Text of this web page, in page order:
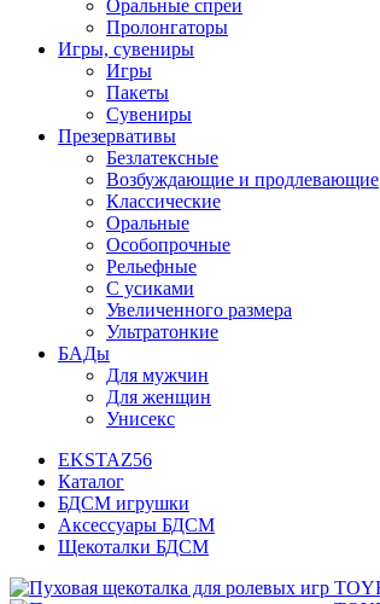
Оральные спреи
Пролонгаторы
Игры, сувениры
Игры
Пакеты
Сувениры
Презервативы
Безлатексные
Возбуждающие и продлевающие
Классические
Оральные
Особопрочные
Рельефные
С усиками
Увеличенного размера
Ультратонкие
БАДы
Для мужчин
Для женщин
Унисекс
EKSTAZ56
Каталог
БДСМ игрушки
Аксессуары БДСМ
Щекоталки БДСМ